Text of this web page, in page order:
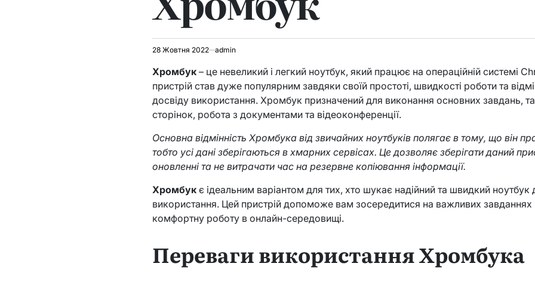
28 Жовтня 2022 admin
Хромбук – це невеликий і легкий ноутбук, який працює на операційній системі
пристрій став дуже популярним завдяки своїй простоті, швидкості роботи та
досвіду використання. Хромбук призначений для виконання основних завдань,
сторінок, робота з документами та відеоконференції.
Основна відмінність Хромбука від звичайних ноутбуків полягає в тому, що він
тобто усі дані зберігаються в хмарних сервісах. Це дозволяє зберігати даний
оновленні та не витрачати час на резервне копіювання інформації.
Хромбук є ідеальним варіантом для тих, хто шукає надійний та швидкий
використання. Цей пристрій допоможе вам зосередитися на важливих завданнях
комфортну роботу в онлайн-середовищі.
Переваги використання Хромбука